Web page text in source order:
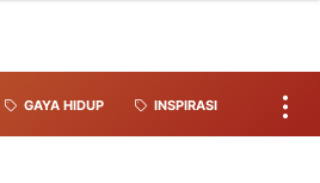
GAYA HIDUP INSPIRASI